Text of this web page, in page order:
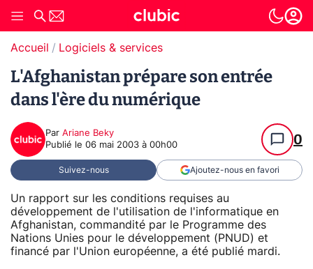
Accueil Logiciels & services
L'Afghanistan prépare son entrée
dans l'ère du numérique
Par Ariane Beky
Publié le 06 mai 2003 à 00h00 0
Suivez-nous Ajoutez-nous en favori
Un rapport sur les conditions requises au
développement de l'utilisation de l'informatique en
Afghanistan, commandité par le Programme des
Nations Unies pour le développement (PNUD) et
financé par l'Union européenne, a été publié mardi.